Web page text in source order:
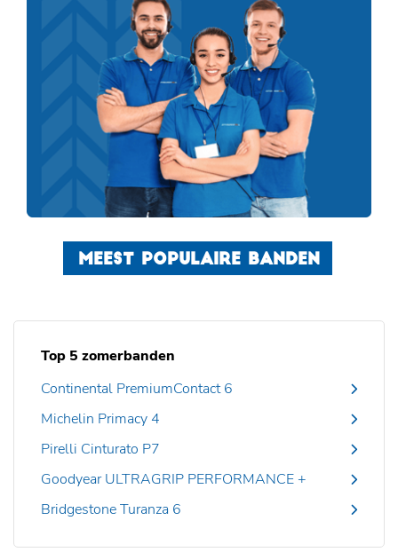
MEEST POPULAIRE BANDEN
Top 5 zomerbanden
Continental PremiumContact 6
Michelin Primacy 4
Pirelli Cinturato P7
Goodyear ULTRAGRIP PERFORMANCE +
Bridgestone Turanza 6